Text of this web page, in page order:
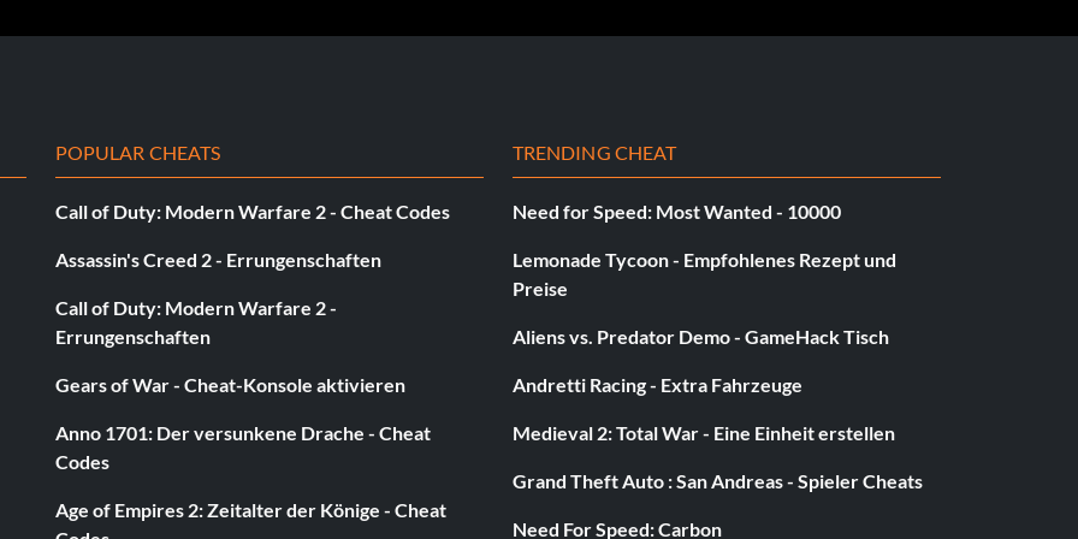
sehen
spielen.
einem „Play a Tiger“-Challenge-Event teil.
POPULAR CHEATS
Call of Duty: Modern Warfare 2 - Cheat Codes
Assassin's Creed 2 - Errungenschaften
Call of Duty: Modern Warfare 2 -
Errungenschaften
Gears of War - Cheat-Konsole aktivieren
Anno 1701: Der versunkene Drache - Cheat
Codes
Age of Empires 2: Zeitalter der Könige - Cheat
TRENDING CHEAT
Need for Speed: Most Wanted - 10000
Lemonade Tycoon - Empfohlenes Rezept und
Preise
Aliens vs. Predator Demo - GameHack Tisch
Andretti Racing - Extra Fahrzeuge
Medieval 2: Total War - Eine Einheit erstellen
Grand Theft Auto : San Andreas - Spieler Cheats
Need For Speed: Carbon